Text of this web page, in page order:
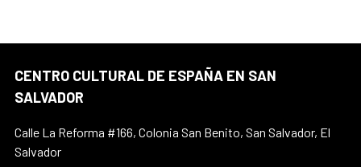
CENTRO CULTURAL DE ESPAÑA EN SAN
SALVADOR
Calle La Reforma #166, Colonia San Benito, San Salvador, El
Salvador